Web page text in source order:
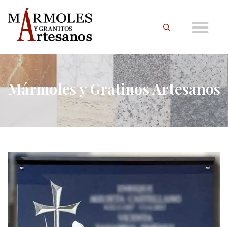
Mármoles y Gratinos Artesanos